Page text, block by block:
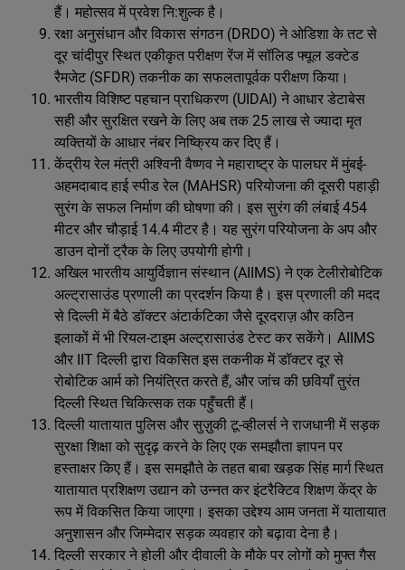
हैं। महोत्सव में प्रवेश नि:शुल्क है।
रक्षा अनुसंधान और विकास संगठन (DRDO) ने ओडिशा के तट से
दूर चांदीपुर स्थित एकीकृत परीक्षण रेंज में सॉलिड फ्यूल डक्टेड
रैमजेट (SFDR) तकनीक का सफलतापूर्वक परीक्षण किया।
भारतीय विशिष्ट पहचान प्राधिकरण (UIDAI) ने आधार डेटाबेस
सही और सुरक्षित रखने के लिए अब तक 25 लाख से ज्यादा मृत
व्यक्तियों के आधार नंबर निष्क्रिय कर दिए हैं।
केंद्रीय रेल मंत्री अश्विनी वैष्णव ने महाराष्‍ट्र के पालघर में मुंबई-
अहमदाबाद हाई स्पीड रेल (MAHSR) परियोजना की दूसरी पहाड़ी
सुरंग के सफल निर्माण की घोषणा की। इस सुरंग की लंबाई 454
मीटर और चौड़ाई 14.4 मीटर है। यह सुरंग परियोजना के अप और
डाउन दोनों ट्रैक के लिए उपयोगी होगी।
अखिल भारतीय आयुर्विज्ञान संस्थान (AIIMS) ने एक टेलीरोबोटिक
अल्ट्रासाउंड प्रणाली का प्रदर्शन किया है। इस प्रणाली की मदद
से दिल्ली में बैठे डॉक्टर अंटार्कटिका जैसे दूरदराज़ और कठिन
इलाकों में भी रियल-टाइम अल्ट्रासाउंड टेस्ट कर सकेंगे। AIIMS
और IIT दिल्ली द्वारा विकसित इस तकनीक में डॉक्टर दूर से
रोबोटिक आर्म को नियंत्रित करते हैं, और जांच की छवियाँ तुरंत
दिल्ली स्थित चिकित्सक तक पहुँचती हैं।
दिल्ली यातायात पुलिस और सुज़ुकी टू-व्हीलर्स ने राजधानी में सड़क
सुरक्षा शिक्षा को सुदृढ़ करने के लिए एक समझौता ज्ञापन पर
हस्ताक्षर किए हैं। इस समझौते के तहत बाबा खड़क सिंह मार्ग स्थित
यातायात प्रशिक्षण उद्यान को उन्नत कर इंटरैक्टिव शिक्षण केंद्र के
रूप में विकसित किया जाएगा। इसका उद्देश्य आम जनता में यातायात
अनुशासन और जिम्मेदार सड़क व्यवहार को बढ़ावा देना है।
दिल्ली सरकार ने होली और दीवाली के मौके पर लोगों को मुफ्त गैस